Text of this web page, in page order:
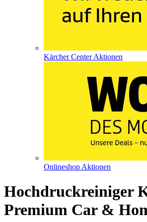
Kärcher Center Aktionen
Onlineshop Aktionen
Hochdruckreiniger
Premium Car &